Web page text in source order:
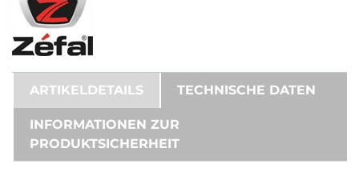
ARTIKELDETAILS TECHNISCHE DATEN
INFORMATIONEN ZUR
PRODUKTSICHERHEIT